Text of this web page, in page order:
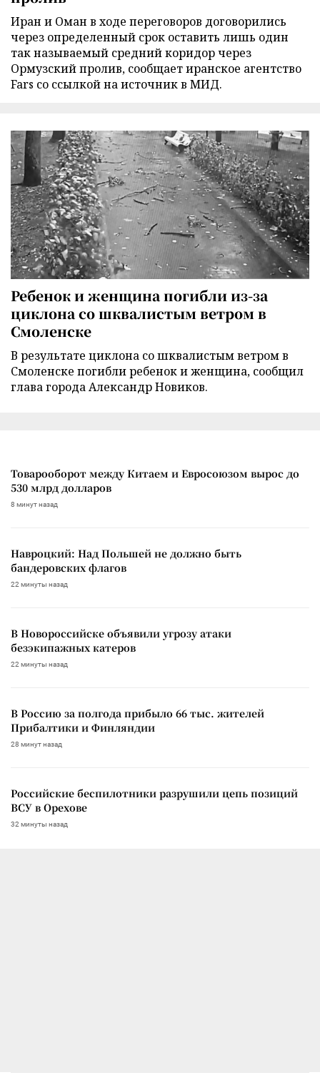
Иран и Оман в ходе переговоров договорились
через определенный срок оставить лишь один
так называемый средний коридор через
Ормузский пролив, сообщает иранское агентство
Fars со ссылкой на источник в МИД.
Ребенок и женщина погибли из-за
циклона со шквалистым ветром в
Смоленске
В результате циклона со шквалистым ветром в
Смоленске погибли ребенок и женщина, сообщил
глава города Александр Новиков.
Товарооборот между Китаем и Евросоюзом вырос до
530 млрд долларов
8 минут назад
Навроцкий: Над Польшей не должно быть
бандеровских флагов
22 минуты назад
В Новороссийске объявили угрозу атаки
безэкипажных катеров
22 минуты назад
В Россию за полгода прибыло 66 тыс. жителей
Прибалтики и Финляндии
28 минут назад
Российские беспилотники разрушили цепь позиций
ВСУ в Орехове
32 минуты назад